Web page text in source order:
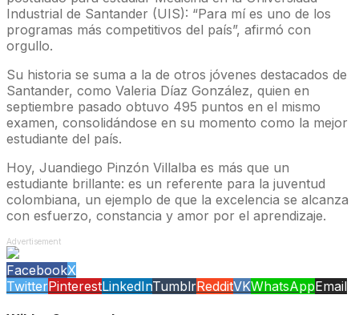
Industrial de Santander (UIS): “Para mí es uno de los
programas más competitivos del país”, afirmó con
orgullo.
Su historia se suma a la de otros jóvenes destacados de
Santander, como Valeria Díaz González, quien en
septiembre pasado obtuvo 495 puntos en el mismo
examen, consolidándose en su momento como la mejor
estudiante del país.
Hoy, Juandiego Pinzón Villalba es más que un
estudiante brillante: es un referente para la juventud
colombiana, un ejemplo de que la excelencia se alcanza
con esfuerzo, constancia y amor por el aprendizaje.
Advertisement
FacebookX
TwitterPinterestLinkedInTumblrRedditVKWhatsAppEmail